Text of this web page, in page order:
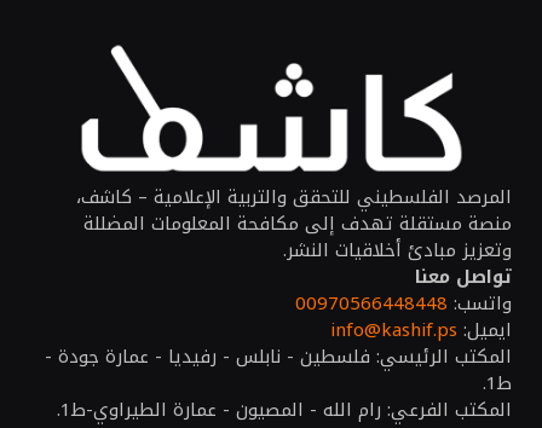
المرصد الفلسطيني للتحقق والتربية الإعلامية – كاشف،
منصة مستقلة تهدف إلى مكافحة المعلومات المضللة
وتعزيز مبادئ أخلاقيات النشر.
تواصل معنا
واتسب: 00970566448448
ايميل: info@kashif.ps
المكتب الرئيسي: فلسطين - نابلس - رفيديا - عمارة جودة -
ط1.
المكتب الفرعي: رام الله - المصيون - عمارة الطيراوي-ط1.